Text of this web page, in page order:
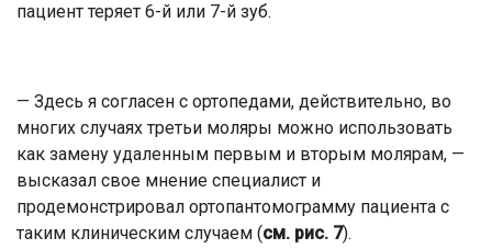
пациент теряет 6-й или 7-й зуб.
— Здесь я согласен с ортопедами, действительно, во
многих случаях третьи моляры можно использовать
как замену удаленным первым и вторым молярам, —
высказал свое мнение специалист и
продемонстрировал ортопантомограмму пациента с
таким клиническим случаем (см. рис. 7).